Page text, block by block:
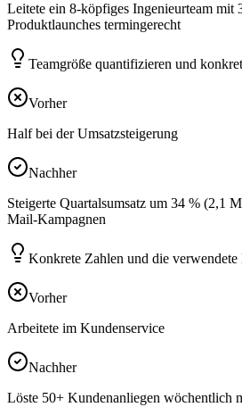
Leitete ein 8-köpfiges Ingenieurteam mit
Produktlaunches termingerecht
Teamgröße quantifizieren und
Vorher
Half bei der Umsatzsteigerung
Nachher
Steigerte Quartalsumsatz um 34 % (2,1
Mail-Kampagnen
Konkrete Zahlen und die verwendete
Vorher
Arbeitete im Kundenservice
Nachher
Löste 50+ Kundenanliegen wöchentlich